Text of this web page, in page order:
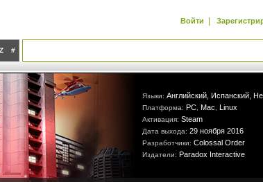
Войти |
Z #
Языки: Английский, Испанский,
Платформа: PC Mac Linux
Активация: Steam
Дата выхода: 29 ноября 2016
Разработчики: Colossal Order
Издатели: Paradox Interactive